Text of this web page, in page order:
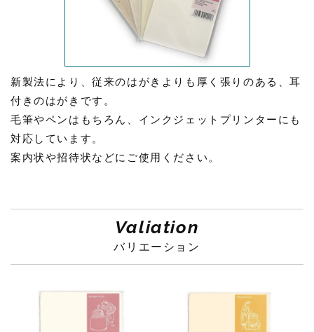
新製法により、従来のはがきよりも厚く張りのある、耳
付きのはがきです。
毛筆やペンはもちろん、インクジェットプリンターにも
対応しています。
案内状や招待状などにご使用ください。
Valiation
バリエーション